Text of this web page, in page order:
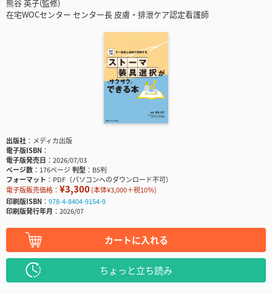
熊谷 英子(監修)
在宅WOCセンター センター長 皮膚・排泄ケア認定看護師
出版社
メディカ出版
電子版ISBN
電子版発売日
2026/07/03
ページ数
176ページ判型
B5判
フォーマット
PDF（パソコンへのダウンロード不可）
電子版販売価格： ¥3,300(本体¥3,000＋税10％)
印刷版ISBN
978-4-8404-9154-9
印刷版発行年月
2026/07
カートに入れる
ちょっと立ち読み